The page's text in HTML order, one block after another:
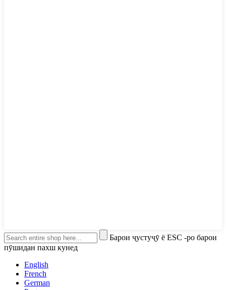
Барои ҷустуҷӯ ё ESC -ро барои
пӯшидан пахш кунед
English
French
German